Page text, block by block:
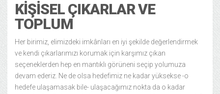
KIŞISEL ÇIKARLAR VE
TOPLUM
Her birimiz, elimizdeki imkânları en iyi şekilde değerlendirmek
ve kendi çıkarlarımızı korumak için karşımız çıkan
seçeneklerden hep en mantıklı görüneni seçip yolumuza
devam ederiz. Ne de olsa hedefimiz ne kadar yüksekse -o
hedefe ulaşamasak bile- ulaşacağımız nokta da o kadar